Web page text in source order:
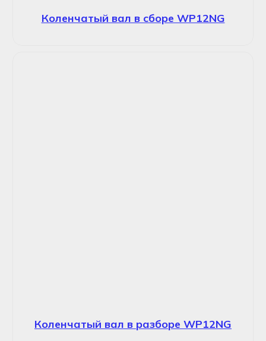
Коленчатый вал в сборе WP12NG
Коленчатый вал в разборе WP12NG